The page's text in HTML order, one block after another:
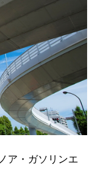
ア・ガソリンエ